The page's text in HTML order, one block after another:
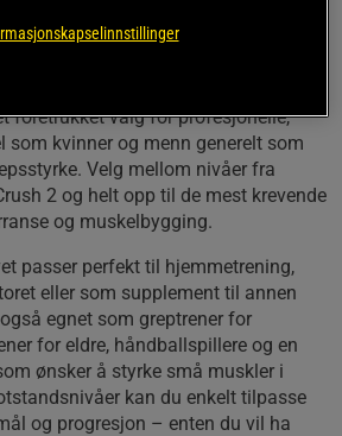
fingre og underarmer.
foretrukket valg for profesjonelle,
som kvinner og menn generelt som
Velg mellom nivåer fra
2 og helt opp til de mest krevende
og muskelbygging.
passer perfekt til hjemmetrening,
eller som supplement til annen
egnet som greptrener for
for eldre, håndballspillere og en
ønsker å styrke små muskler i
kan du enkelt tilpasse
og progresjon – enten du vil ha